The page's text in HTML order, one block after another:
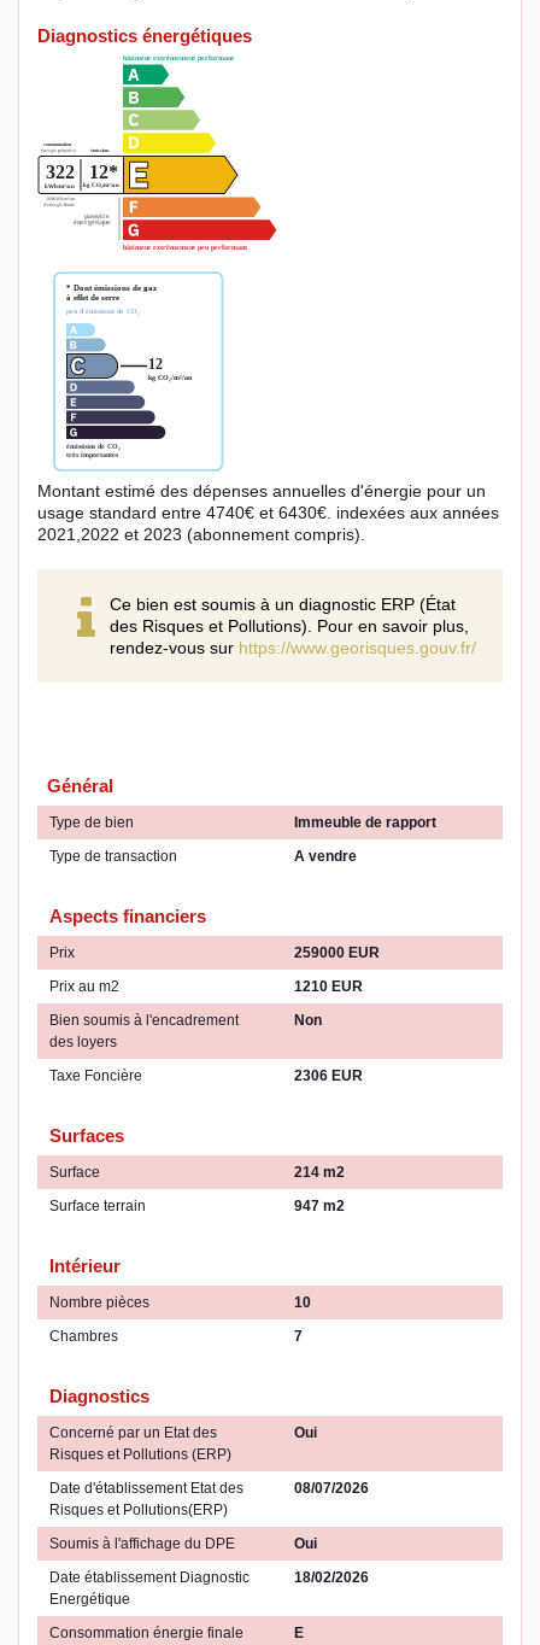
Diagnostics énergétiques
Montant estimé des dépenses annuelles d'énergie pour un
usage standard entre 4740€ et 6430€. indexées aux années
2021,2022 et 2023 (abonnement compris).
Ce bien est soumis à un diagnostic ERP (État
des Risques et Pollutions). Pour en savoir plus,
rendez-vous sur https://www.georisques.gouv.fr/
Général
Type de bien
Immeuble de rapport
Type de transaction
A vendre
Aspects financiers
Prix
259000 EUR
Prix au m2
1210 EUR
Bien soumis à l'encadrement
des loyers
Non
Taxe Foncière 2306 EUR
Surfaces
Surface
214 m2
Surface terrain
947 m2
Intérieur
Nombre pièces
10
Chambres
7
Diagnostics
Concerné par un Etat des
Risques et Pollutions (ERP)
Oui
Date d'établissement Etat des
Risques et Pollutions(ERP)
08/07/2026
Soumis à l'affichage du DPE
Oui
Date établissement Diagnostic
Energétique
18/02/2026
Consommation énergie finale E